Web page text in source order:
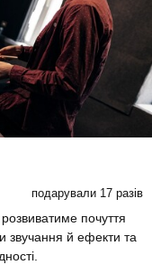
подарували 17 разів
почуття
звучання й ефекти та